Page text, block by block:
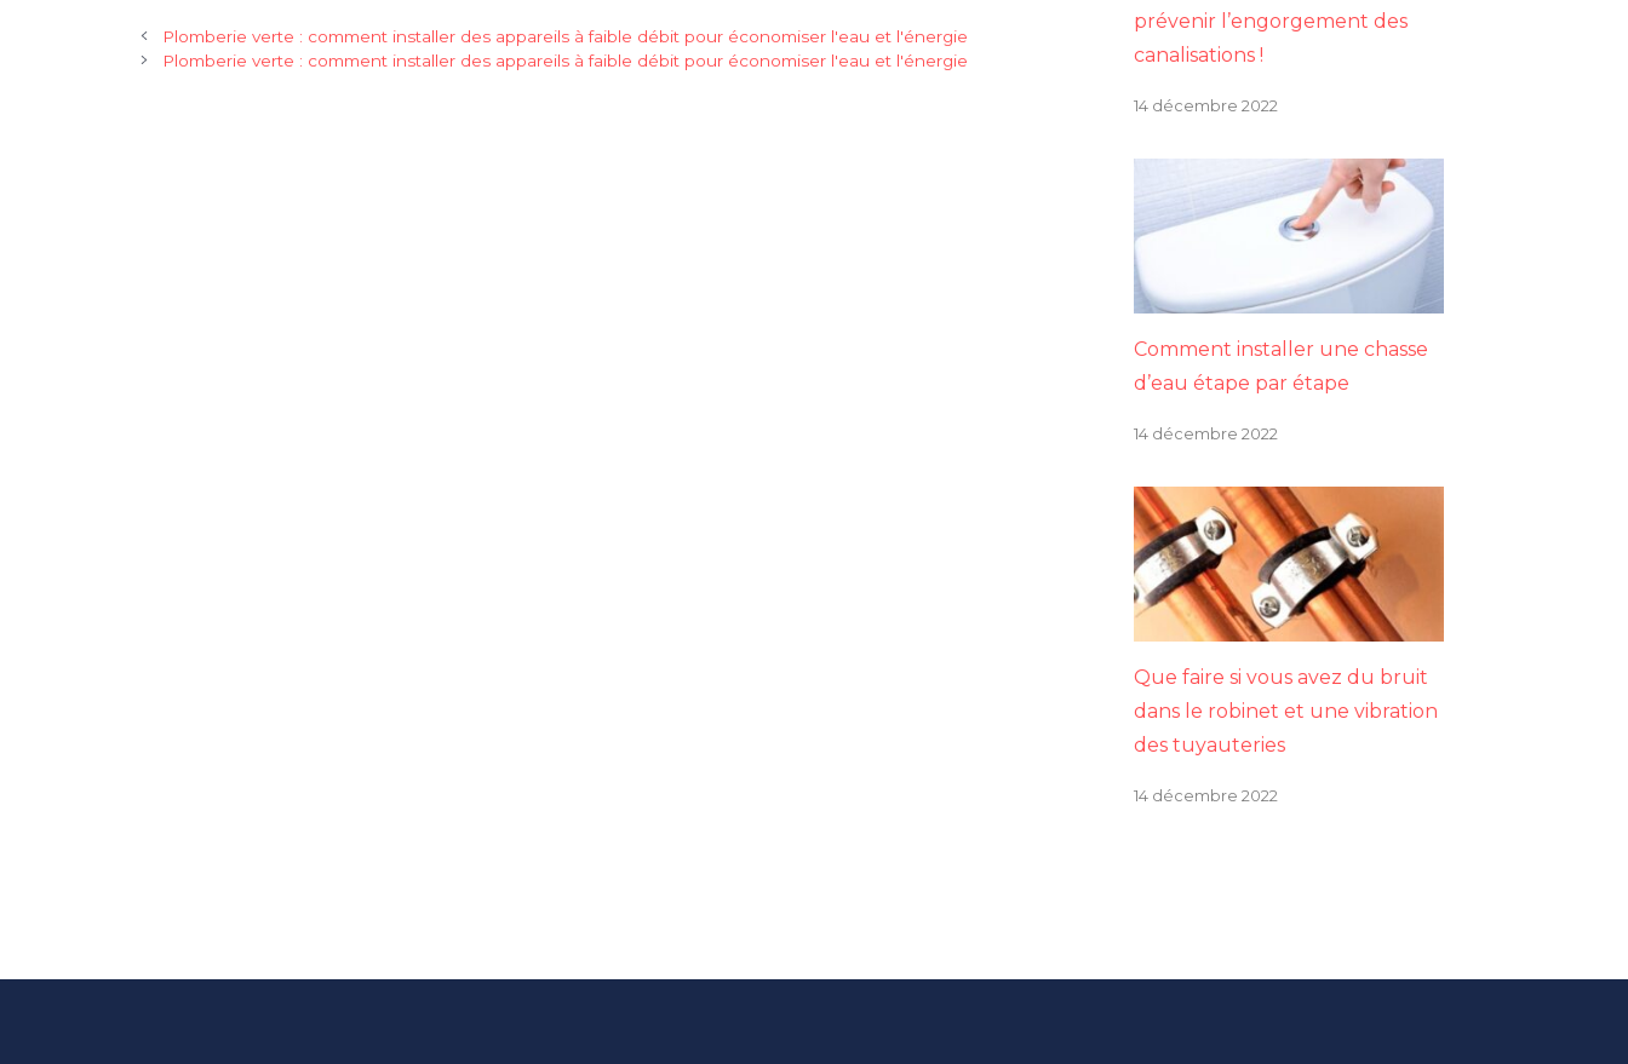
Plomberie verte : comment installer des appareils à faible débit pour économiser l'eau et l'énergie
Plomberie verte : comment installer des appareils à faible débit pour économiser l'eau et l'énergie
prévenir l’engorgement des
canalisations !
14 décembre 2022
Comment installer une chasse
d’eau étape par étape
14 décembre 2022
Que faire si vous avez du bruit
dans le robinet et une vibration
des tuyauteries
14 décembre 2022